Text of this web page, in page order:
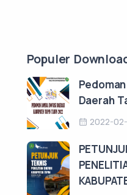
Populer
Daerah
2022-